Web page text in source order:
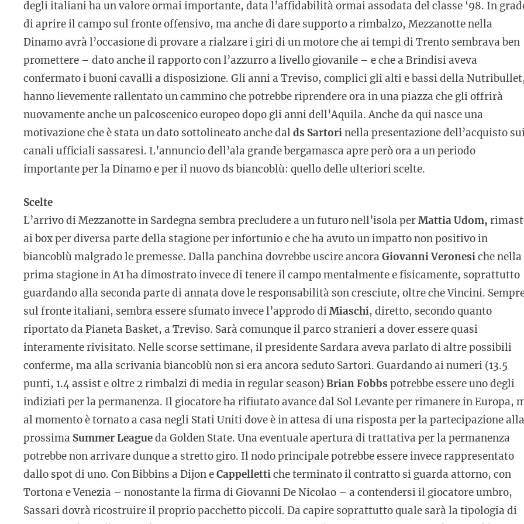
degli italiani ha un valore ormai importante, data l’affidabilità ormai assodata del classe ‘98. In
di aprire il campo sul fronte offensivo, ma anche di dare supporto a rimbalzo, Mezzanotte nella
Dinamo avrà l’occasione di provare a rialzare i giri di un motore che ai tempi di Trento sembrava ben
promettere – dato anche il rapporto con l’azzurro a livello giovanile – e che a Brindisi aveva
confermato i buoni cavalli a disposizione. Gli anni a Treviso, complici gli alti e bassi della
hanno lievemente rallentato un cammino che potrebbe riprendere ora in una piazza che gli offrirà
nuovamente anche un palcoscenico europeo dopo gli anni dell’Aquila. Anche da qui nasce una
motivazione che è stata un dato sottolineato anche dalds Sartorinella presentazione dell’acquisto
canali ufficiali sassaresi. L’annuncio dell’ala grande bergamasca apre però ora a un periodo
importante per la Dinamo e per il nuovo ds biancoblù: quello delle ulteriori scelte.
Scelte
L’arrivo di Mezzanotte in Sardegna sembra precludere a un futuro nell’isola perMattia Udom,
ai box per diversa parte della stagione per infortunio e che ha avuto un impatto non positivo in
biancoblù malgrado le premesse. Dalla panchina dovrebbe uscire ancora Giovanni Veronesiche nella
prima stagione in A1 ha dimostrato invece di tenere il campo mentalmente e fisicamente, soprattutto
guardando alla seconda parte di annata dove le responsabilità son cresciute, oltre che Vincini.
sul fronte italiani, sembra essere sfumato invece l’approdo diMiaschi, diretto, secondo quanto
riportato da Pianeta Basket, a Treviso. Sarà comunque il parco stranieri a dover essere quasi
interamente rivisitato. Nelle scorse settimane, il presidente Sardara aveva parlato di altre possibili
conferme, ma alla scrivania biancoblù non si era ancora seduto Sartori. Guardando ai numeri (13.5
punti, 1.4 assist e oltre 2 rimbalzi di media in regular season)Brian Fobbs potrebbe essere uno degli
indiziati per la permanenza. Il giocatore ha rifiutato avance dal Sol Levante per rimanere in Europa,
al momento è tornato a casa negli Stati Uniti dove è in attesa di una risposta per la partecipazione alla
prossima Summer Leagueda Golden State. Una eventuale apertura di trattativa per la permanenza
potrebbe non arrivare dunque a stretto giro. Il nodo principale potrebbe essere invece rappresentato
dallo spot di uno. Con Bibbins a Dijon eCappellettiche terminato il contratto si guarda attorno, con
Tortona e Venezia – nonostante la firma di Giovanni De Nicolao – a contendersi il giocatore umbro,
Sassari dovrà ricostruire il proprio pacchetto piccoli. Da capire soprattutto quale sarà la tipologia di